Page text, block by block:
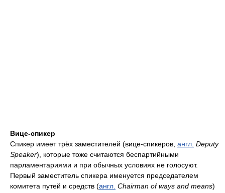
Вице-спикер
Спикер имеет трёх заместителей (вице-спикеров, англ. Deputy
Speaker), которые тоже считаются беспартийными
парламентариями и при обычных условиях не голосуют.
Первый заместитель спикера именуется председателем
комитета путей и средств (англ. Chairman of ways and means)